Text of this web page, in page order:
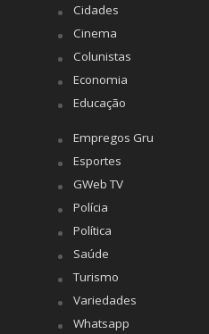
Cidades
Cinema
Colunistas
Economia
Educação
Empregos Gru
Esportes
GWeb TV
Polícia
Política
Saúde
Turismo
Variedades
Whatsapp